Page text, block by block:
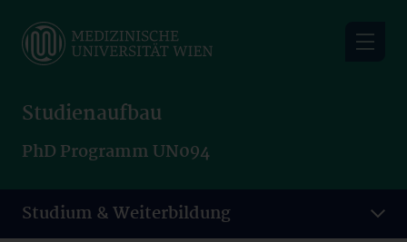
main
Studienaufbau
PhD Programm UN094
Studium & Weiterbildung